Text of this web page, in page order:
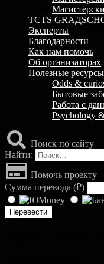
TCTS
Эксперты
Благодарности
Как нам помочь
Об организаторах
Полезные ресурсы
Odds &
Бытовые
Работа с
Psychology
Поиск по сайту
Найти:
Помочь проекту
Сумма перевода (₽)